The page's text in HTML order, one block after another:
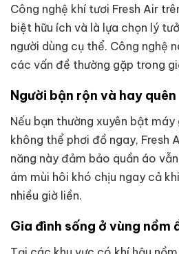
Công nghệ khí tươi Fresh Air
biệt hữu ích và là lựa chọn lý
người dùng cụ thể. Công nghệ
các vấn đề thường gặp trong
Người bận rộn và hay quên
Nếu bạn thường xuyên bật
không thể phơi đồ ngay, Fresh
năng này đảm bảo quần áo
ám mùi hôi khó chịu ngay cả
nhiều giờ liền.
Gia đình sống ở vùng nồm